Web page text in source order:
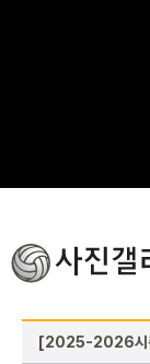
[2025-2026시